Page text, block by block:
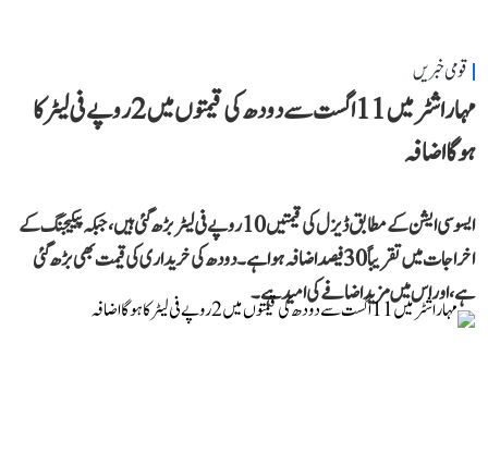
قومی خبریں
مہاراشٹر میں 11 اگست سے دودھ کی قیمتوں میں 2 روپے فی لیٹر کا
ہوگا اضافہ
ایسوسی ایشن کے مطابق ڈیزل کی قیمتیں 10 روپے فی لیٹر بڑھ گئی ہیں، جبکہ پیکیجنگ کے
اخراجات میں تقریباً 30 فیصد اضافہ ہوا ہے۔ دودھ کی خریداری کی قیمت بھی بڑھ گئی
ہے، اور اس میں مزید اضافے کی امید ہے۔